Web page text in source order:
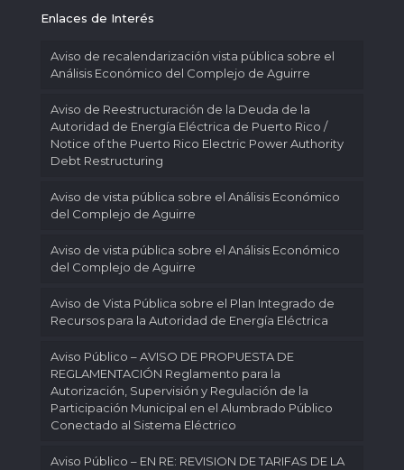
Enlaces de Interés
Aviso de recalendarización vista pública sobre el
Análisis Económico del Complejo de Aguirre
Aviso de Reestructuración de la Deuda de la
Autoridad de Energía Eléctrica de Puerto Rico /
Notice of the Puerto Rico Electric Power Authority
Debt Restructuring
Aviso de vista pública sobre el Análisis Económico
del Complejo de Aguirre
Aviso de vista pública sobre el Análisis Económico
del Complejo de Aguirre
Aviso de Vista Pública sobre el Plan Integrado de
Recursos para la Autoridad de Energía Eléctrica
Aviso Público – AVISO DE PROPUESTA DE
REGLAMENTACIÓN Reglamento para la
Autorización, Supervisión y Regulación de la
Participación Municipal en el Alumbrado Público
Conectado al Sistema Eléctrico
Aviso Público – EN RE: REVISION DE TARIFAS DE LA